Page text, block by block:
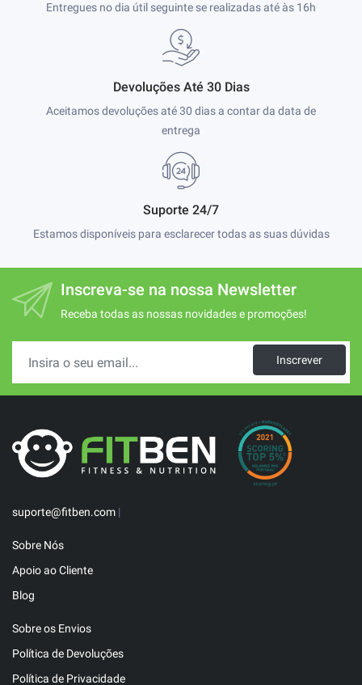
Entregues no dia útil seguinte se realizadas até às 16h
Devoluções Até 30 Dias
Aceitamos devoluções até 30 dias a contar da data de
entrega
Suporte 24/7
Estamos disponíveis para esclarecer todas as suas dúvidas
Inscreva-se na nossa Newsletter
Receba todas as nossas novidades e promoções!
Inscrever
suporte@fitben.com |
Sobre Nós
Apoio ao Cliente
Blog
Sobre os Envios
Política de Devoluções
Política de Privacidade